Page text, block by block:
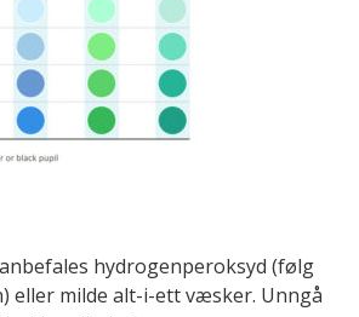
hydrogenperoksyd (følg
eller milde alt-i-ett væsker. Unngå